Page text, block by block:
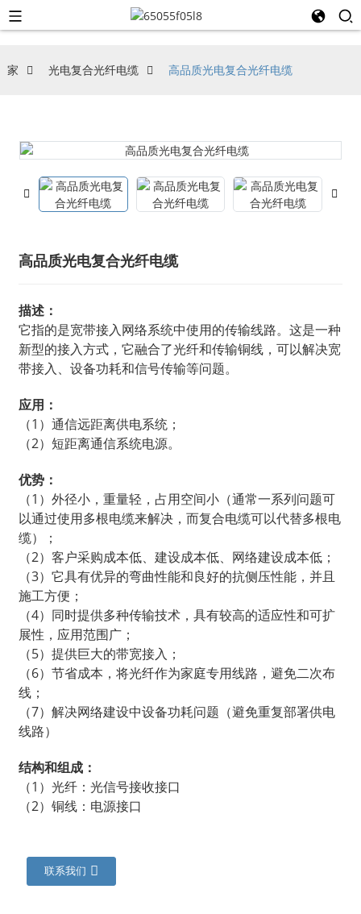
家 光电复合光纤电缆 高品质光电复合光纤电缆
高品质光电复合光纤电缆
描述：
它指的是宽带接入网络系统中使用的传输线路。这是一种
新型的接入方式，它融合了光纤和传输铜线，可以解决宽
带接入、设备功耗和信号传输等问题。
应用：
（1）通信远距离供电系统；
（2）短距离通信系统电源。
优势：
（1）外径小，重量轻，占用空间小（通常一系列问题可
以通过使用多根电缆来解决，而复合电缆可以代替多根电
缆）；
（2）客户采购成本低、建设成本低、网络建设成本低；
（3）它具有优异的弯曲性能和良好的抗侧压性能，并且
施工方便；
（4）同时提供多种传输技术，具有较高的适应性和可扩
展性，应用范围广；
（5）提供巨大的带宽接入；
（6）节省成本，将光纤作为家庭专用线路，避免二次布
线；
（7）解决网络建设中设备功耗问题（避免重复部署供电
线路）
结构和组成：
（1）光纤：光信号接收接口
（2）铜线：电源接口
联系我们